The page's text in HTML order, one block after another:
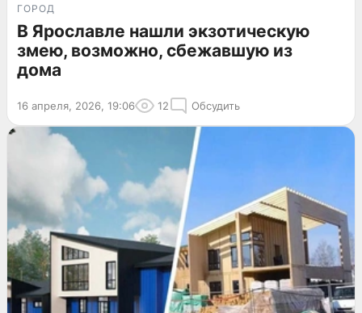
ГОРОД
В Ярославле нашли экзотическую
змею, возможно, сбежавшую из
дома
16 апреля, 2026, 19:06 12 Обсудить